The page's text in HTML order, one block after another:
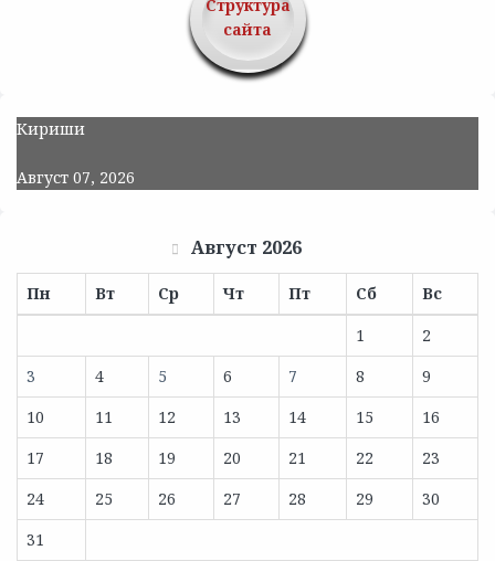
Структура
сайта
Кириши
Август 07, 2026
Август 2026
Пн Вт Ср Чт Пт Сб
Вс
1
2
3
4 5 6 7 8
9
10
11 12 13 14 15
16
17
18 19 20 21 22
23
24
25 26 27 28 29
30
31